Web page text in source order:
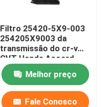
Filtro 25420-5X9-003
254205X9003 da
transmissão do cr-v
CVT Honda Accord
Melhor preço
Fale Conosco